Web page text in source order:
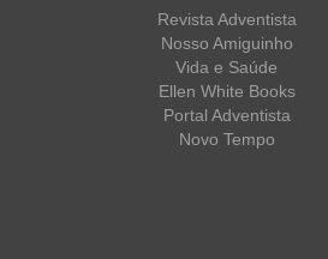
Revista Adventista
Nosso Amiguinho
Vida e Saúde
Ellen White Books
Portal Adventista
Novo Tempo